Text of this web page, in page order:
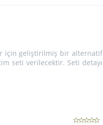
için geliştirilmiş bir alternatif
seti verilecektir. Seti detayı